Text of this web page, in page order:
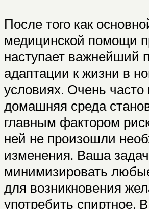
После того как
медицинской помощи
наступает важнейший
адаптации к жизни в
условиях. Очень
домашняя среда
главным фактором
ней не произошли
изменения. Ваша
минимизировать
для возникновения
употребить спиртное.